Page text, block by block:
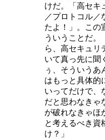
けだ。「高セキ
／プロトコル／
たよ！」。この
ういうことだ。
ら、高セキュリ
いて真っ先に聞
ぅ、そういうあ
はもっと具体的
いってだけで、
だと思わなき
が破れなきゃほ
と考えるべき資
け？」